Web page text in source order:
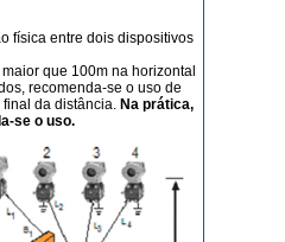
física entre dois dispositivos
que 100m na horizontal
recomenda-se o uso de
da distância. Na prática,
se o uso.